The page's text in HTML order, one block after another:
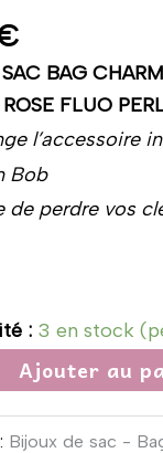
BAG
FLUO
l’accessoire
Bob
de perdre vos
: 3 en stock
Ajouter au
Bijoux de sac -